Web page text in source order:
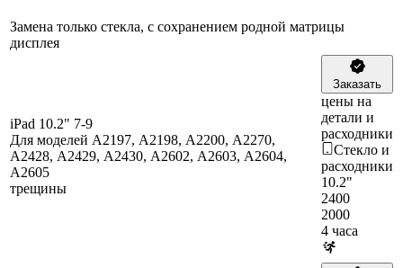
Замена только стекла, с сохранением родной матрицы
дисплея
iPad 10.2" 7-9
Для моделей A2197, A2198, A2200, A2270,
A2428, A2429, A2430, A2602, A2603, A2604,
A2605
трещины
Заказать
цены на
детали и
расходники
Стекло и
расходники
10.2"
2400
2000
4 часа